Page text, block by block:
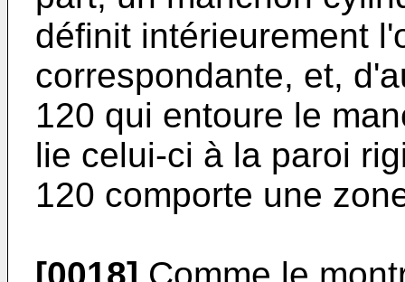
définit intérieurement
correspondante, et,
120 qui entoure le
lie celui-ci à la paroi
120 comporte une